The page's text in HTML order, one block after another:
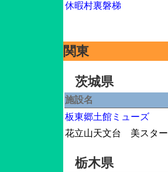
休暇村裏磐梯
関東
茨城県
施設名
板東郷土館ミューズ
花立山天文台 美スター
栃木県